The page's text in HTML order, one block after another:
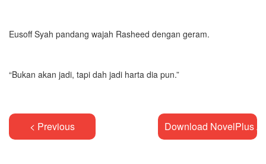
Eusoff Syah pandang wajah Rasheed dengan geram.
“Bukan akan jadi, tapi dah jadi harta dia pun.”
< Previous Download NovelPlus